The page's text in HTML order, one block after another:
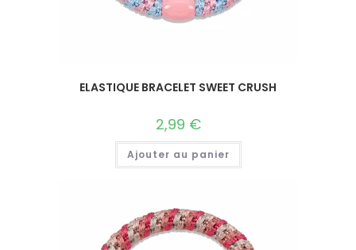
ELASTIQUE BRACELET SWEET CRUSH
2,99 €
Ajouter au panier